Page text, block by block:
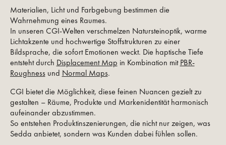
Materialien, Licht und Farbgebung bestimmen die
Wahrnehmung eines Raumes.
In unseren CGI-Welten verschmelzen Natursteinoptik, warme
Lichtakzente und hochwertige Stoffstrukturen zu einer
Bildsprache, die sofort Emotionen weckt. Die haptische Tiefe
entsteht durch Displacement Map in Kombination mitPBR-
Roughnessund Normal Maps.
CGI bietet die Möglichkeit, diese feinen Nuancen gezielt zu
gestalten – Räume, Produkte und Markenidentität harmonisch
aufeinander abzustimmen.
So entstehen Produktinszenierungen, die nicht nur zeigen, was
Sedda anbietet, sondern was Kunden dabei fühlen sollen.